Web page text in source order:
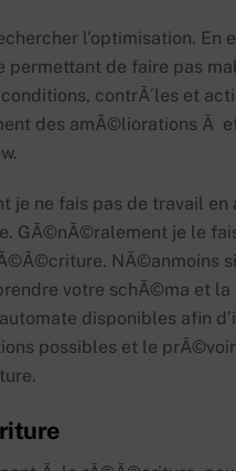
l’optimisation. En
permettant de faire pas
contrÃ´les et
des amÃ©liorations Ã
je ne fais pas de travail en
GÃ©nÃ©ralement je le
NÃ©anmoins
votre schÃ©ma et la
disponibles afin
possibles et le